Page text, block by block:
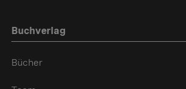
Buchverlag
Bücher